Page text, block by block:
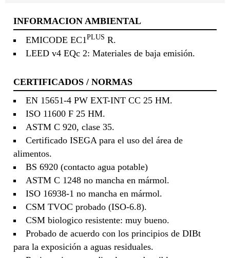
INFORMACION AMBIENTAL
EMICODE EC1PLUS R.
LEED v4 EQc 2: Materiales de baja emisión.
CERTIFICADOS / NORMAS
EN 15651-4 PW EXT-INT CC 25 HM.
ISO 11600 F 25 HM.
ASTM C 920, clase 35.
Certificado ISEGA para el uso del área de
alimentos.
BS 6920 (contacto agua potable)
ASTM C 1248 no mancha en mármol.
ISO 16938-1 no mancha en mármol.
CSM TVOC probado (ISO-6.8).
CSM biologico resistente: muy bueno.
Probado de acuerdo con los principios de DIBt
para la exposición a aguas residuales.